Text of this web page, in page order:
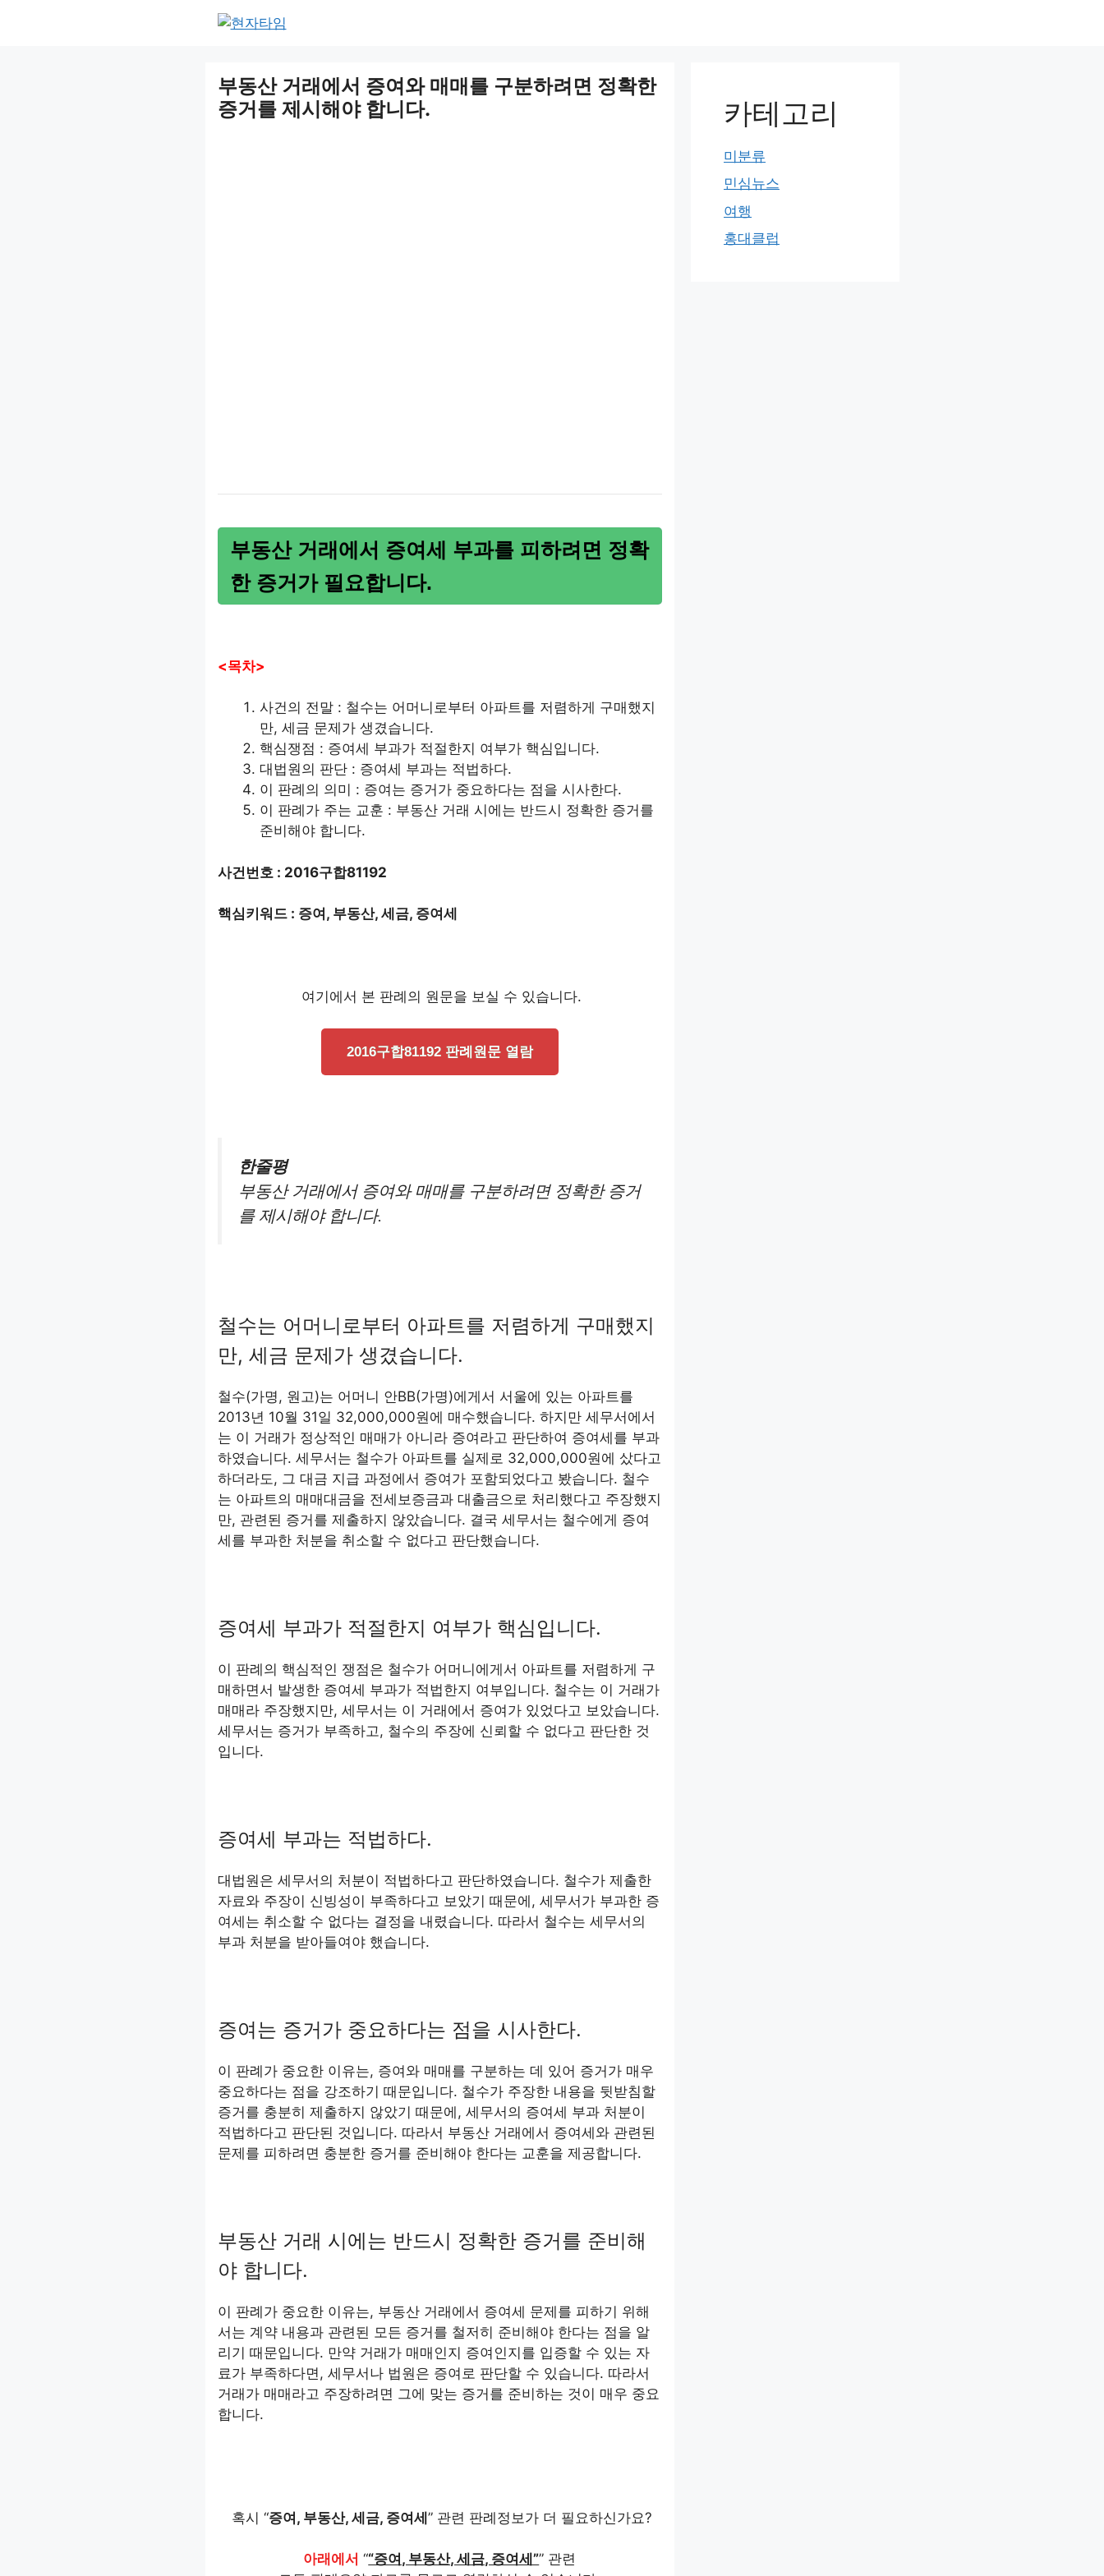
부동산 거래에서 증여와 매매를 구분하려면 정확한
증거를 제시해야 합니다.
부동산 거래에서 증여세 부과를 피하려면 정확
한 증거가 필요합니다.
<목차>
사건의 전말 : 철수는 어머니로부터 아파트를 저렴하게 구매했지
만, 세금 문제가 생겼습니다.
핵심쟁점 : 증여세 부과가 적절한지 여부가 핵심입니다.
대법원의 판단 : 증여세 부과는 적법하다.
이 판례의 의미 : 증여는 증거가 중요하다는 점을 시사한다.
이 판례가 주는 교훈 : 부동산 거래 시에는 반드시 정확한 증거를
준비해야 합니다.
사건번호 : 2016구합81192
핵심키워드 : 증여, 부동산, 세금, 증여세
여기에서 본 판례의 원문을 보실 수 있습니다.
2016구합81192 판례원문 열람
한줄평
부동산 거래에서 증여와 매매를 구분하려면 정확한 증거
를 제시해야 합니다.
철수는 어머니로부터 아파트를 저렴하게 구매했지
만, 세금 문제가 생겼습니다.
철수(가명, 원고)는 어머니 안BB(가명)에게서 서울에 있는 아파트를
2013년 10월 31일 32,000,000원에 매수했습니다. 하지만 세무서에서
는 이 거래가 정상적인 매매가 아니라 증여라고 판단하여 증여세를 부과
하였습니다. 세무서는 철수가 아파트를 실제로 32,000,000원에 샀다고
하더라도, 그 대금 지급 과정에서 증여가 포함되었다고 봤습니다. 철수
는 아파트의 매매대금을 전세보증금과 대출금으로 처리했다고 주장했지
만, 관련된 증거를 제출하지 않았습니다. 결국 세무서는 철수에게 증여
세를 부과한 처분을 취소할 수 없다고 판단했습니다.
증여세 부과가 적절한지 여부가 핵심입니다.
이 판례의 핵심적인 쟁점은 철수가 어머니에게서 아파트를 저렴하게 구
매하면서 발생한 증여세 부과가 적법한지 여부입니다. 철수는 이 거래가
매매라 주장했지만, 세무서는 이 거래에서 증여가 있었다고 보았습니다.
세무서는 증거가 부족하고, 철수의 주장에 신뢰할 수 없다고 판단한 것
입니다.
증여세 부과는 적법하다.
대법원은 세무서의 처분이 적법하다고 판단하였습니다. 철수가 제출한
자료와 주장이 신빙성이 부족하다고 보았기 때문에, 세무서가 부과한 증
여세는 취소할 수 없다는 결정을 내렸습니다. 따라서 철수는 세무서의
부과 처분을 받아들여야 했습니다.
증여는 증거가 중요하다는 점을 시사한다.
이 판례가 중요한 이유는, 증여와 매매를 구분하는 데 있어 증거가 매우
중요하다는 점을 강조하기 때문입니다. 철수가 주장한 내용을 뒷받침할
증거를 충분히 제출하지 않았기 때문에, 세무서의 증여세 부과 처분이
적법하다고 판단된 것입니다. 따라서 부동산 거래에서 증여세와 관련된
문제를 피하려면 충분한 증거를 준비해야 한다는 교훈을 제공합니다.
부동산 거래 시에는 반드시 정확한 증거를 준비해
야 합니다.
이 판례가 중요한 이유는, 부동산 거래에서 증여세 문제를 피하기 위해
서는 계약 내용과 관련된 모든 증거를 철저히 준비해야 한다는 점을 알
리기 때문입니다. 만약 거래가 매매인지 증여인지를 입증할 수 있는 자
료가 부족하다면, 세무서나 법원은 증여로 판단할 수 있습니다. 따라서
거래가 매매라고 주장하려면 그에 맞는 증거를 준비하는 것이 매우 중요
합니다.
혹시 “증여, 부동산, 세금, 증여세” 관련 판례정보가 더 필요하신가요?
아래에서 ““증여, 부동산, 세금, 증여세”” 관련
카테고리
미분류
민심뉴스
여행
홍대클럽